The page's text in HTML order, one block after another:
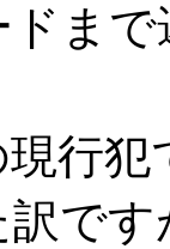
ま
行
です